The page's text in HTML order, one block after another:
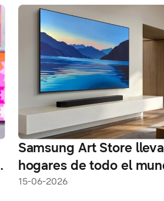
Samsung Art Store
hogares de todo el
nueva colección curada
15-06-2026